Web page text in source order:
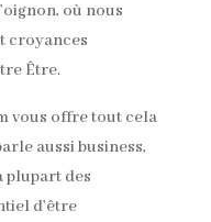
où nous
croyances
Être.
vous offre tout cela
aussi business,
plupart des
d’être